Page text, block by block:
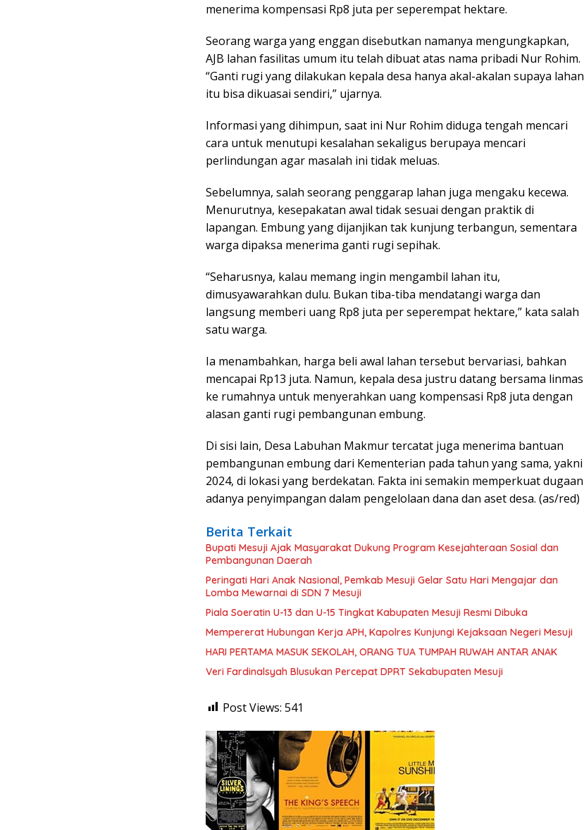
menerima kompensasi Rp8 juta per seperempat hektare.
Seorang warga yang enggan disebutkan namanya mengungkapkan,
AJB lahan fasilitas umum itu telah dibuat atas nama pribadi Nur Rohim.
“Ganti rugi yang dilakukan kepala desa hanya akal-akalan supaya lahan
itu bisa dikuasai sendiri,” ujarnya.
Informasi yang dihimpun, saat ini Nur Rohim diduga tengah mencari
cara untuk menutupi kesalahan sekaligus berupaya mencari
perlindungan agar masalah ini tidak meluas.
Sebelumnya, salah seorang penggarap lahan juga mengaku kecewa.
Menurutnya, kesepakatan awal tidak sesuai dengan praktik di
lapangan. Embung yang dijanjikan tak kunjung terbangun, sementara
warga dipaksa menerima ganti rugi sepihak.
“Seharusnya, kalau memang ingin mengambil lahan itu,
dimusyawarahkan dulu. Bukan tiba-tiba mendatangi warga dan
langsung memberi uang Rp8 juta per seperempat hektare,” kata salah
satu warga.
Ia menambahkan, harga beli awal lahan tersebut bervariasi, bahkan
mencapai Rp13 juta. Namun, kepala desa justru datang bersama linmas
ke rumahnya untuk menyerahkan uang kompensasi Rp8 juta dengan
alasan ganti rugi pembangunan embung.
Di sisi lain, Desa Labuhan Makmur tercatat juga menerima bantuan
pembangunan embung dari Kementerian pada tahun yang sama, yakni
2024, di lokasi yang berdekatan. Fakta ini semakin memperkuat dugaan
adanya penyimpangan dalam pengelolaan dana dan aset desa. (as/red)
Berita Terkait
Bupati Mesuji Ajak Masyarakat Dukung Program Kesejahteraan Sosial dan
Pembangunan Daerah
Peringati Hari Anak Nasional, Pemkab Mesuji Gelar Satu Hari Mengajar dan
Lomba Mewarnai di SDN 7 Mesuji
Piala Soeratin U-13 dan U-15 Tingkat Kabupaten Mesuji Resmi Dibuka
Mempererat Hubungan Kerja APH, Kapolres Kunjungi Kejaksaan Negeri Mesuji
HARI PERTAMA MASUK SEKOLAH, ORANG TUA TUMPAH RUWAH ANTAR ANAK
Veri Fardinalsyah Blusukan Percepat DPRT Sekabupaten Mesuji
Post Views: 541